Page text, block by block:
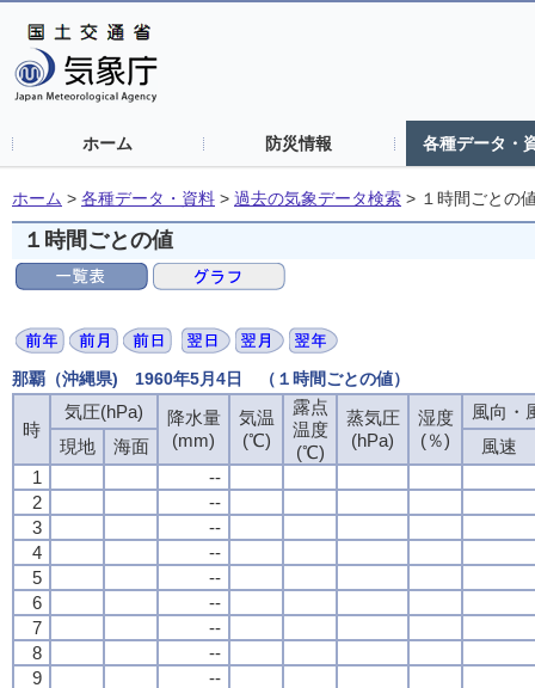
ホーム 防災情報 各種データ・
ホーム > 各種データ・資料 > 過去の気象データ検索 > １時間ごとの
１時間ごとの値
那覇（沖縄県) 1960年5月4日 （１時間ごとの値）
時
気圧(hPa)
降水量
(mm)
気温
(℃)
露点
温度
(℃)
蒸気圧
(hPa)
湿度
(％)
風向・
現地
海面
風速
1
--
2
--
3
--
4
--
5
--
6
--
7
--
8
--
9
--